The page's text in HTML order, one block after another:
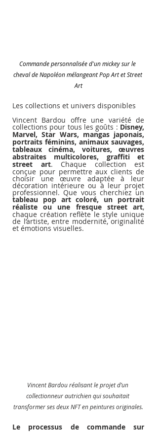
Commande personnalisée d'un mickey sur le
cheval de Napoléon mélangeant Pop Art et Street
Art
Les collections et univers disponibles
Vincent Bardou offre une variété de
collections pour tous les goûts : Disney,
Marvel, Star Wars, mangas japonais,
portraits féminins, animaux sauvages,
tableaux cinéma, voitures, œuvres
abstraites multicolores, graffiti et
street art. Chaque collection est
conçue pour permettre aux clients de
choisir une œuvre adaptée à leur
décoration intérieure ou à leur projet
tableau pop art coloré, un portrait
réaliste ou une fresque street art,
chaque création reflète le style unique
de l’artiste, entre modernité, originalité
et émotions visuelles.
Vincent Bardou réalisant le projet d’un
collectionneur autrichien qui souhaitait
transformer ses deux NFT en peintures originales.
Le processus de commande sur